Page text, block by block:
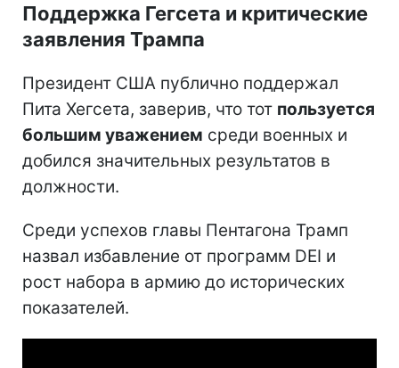
Поддержка Гегсета и критические
заявления Трампа
Президент США публично поддержал
Пита Хегсета, заверив, что тот пользуется
большим уважением среди военных и
добился значительных результатов в
должности.
Среди успехов главы Пентагона Трамп
назвал избавление от программ DEI и
рост набора в армию до исторических
показателей.